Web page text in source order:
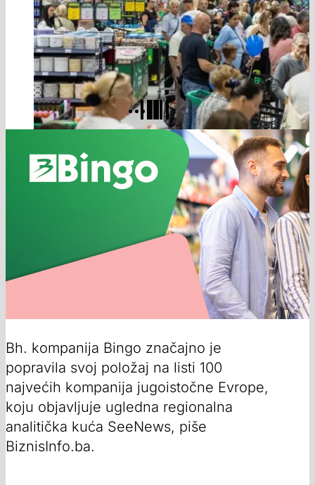
Bh. kompanija Bingo značajno je
popravila svoj položaj na listi 100
najvećih kompanija jugoistočne Evrope,
koju objavljuje ugledna regionalna
analitička kuća SeeNews, piše
BiznisInfo.ba.